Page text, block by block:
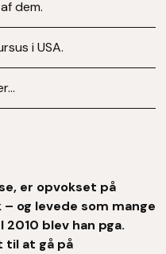
dem.
i USA.
er opvokset på
og levede som mange
blev han pga.
til at gå på